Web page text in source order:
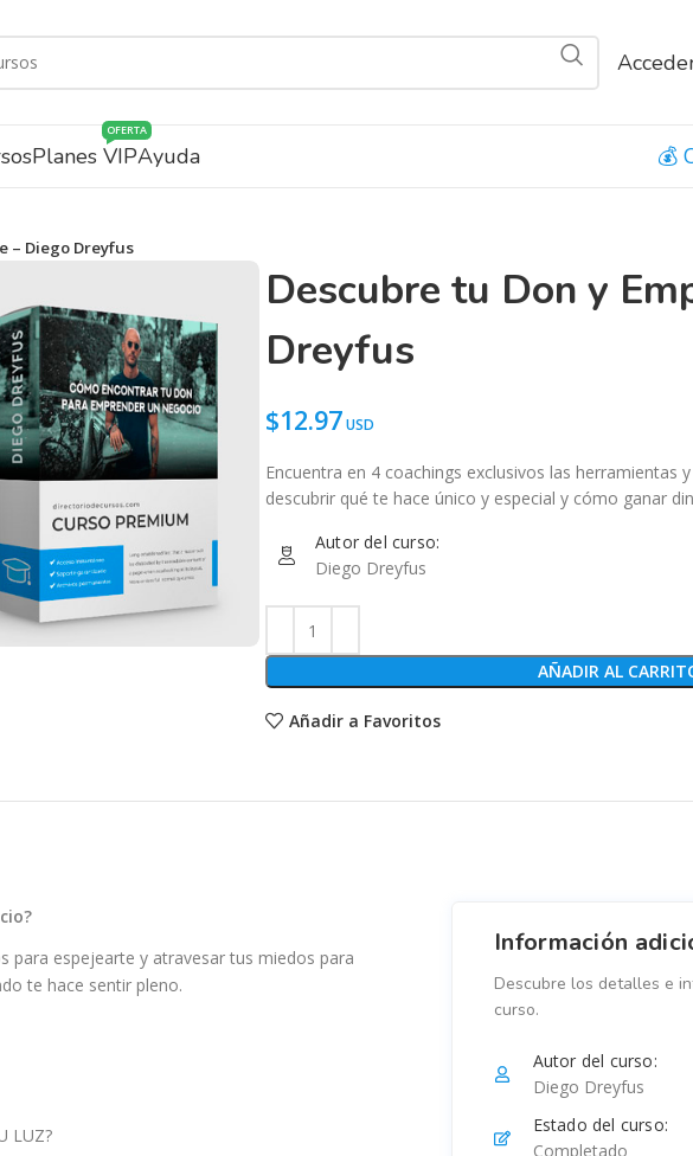
Planes VIP
OFERTA
Ayuda
– Diego Dreyfus
Descubre tu Don y
Dreyfus
$12.97
Encuentra en 4 coachings exclusivos las herramientas
descubrir qué te hace único y especial y cómo ganar
Autor del curso:
Diego Dreyfus
AÑADIR AL
Añadir a Favoritos
para espejearte y atravesar tus miedos para
te hace sentir pleno.
LUZ?
Información
Descubre los detalles e
curso.
Autor del curso:
Diego Dreyfus
Estado del curso:
Completado